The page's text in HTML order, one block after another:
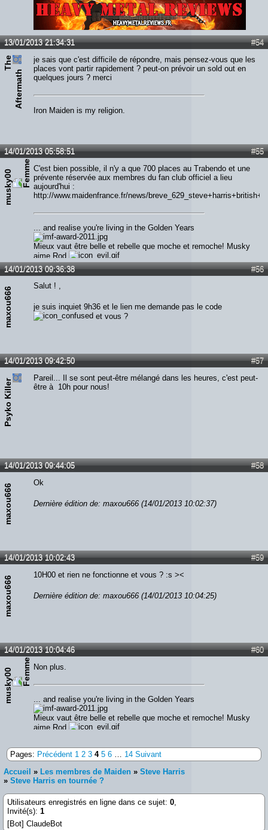
Lien :http://heavymetalreviews.fr/
#54
13/01/2013 21:34:31
T
h
e
A
f
t
e
r
m
a
t
h
je sais que c'est difficile de répondre, mais pensez-vous que les
places vont partir rapidement ? peut-on prévoir un sold out en
quelques jours ? merci
Iron Maiden is my religion.
#55
14/01/2013 05:58:51
musky00
C'est bien possible, il n'y a que 700 places au Trabendo et une
prévente réservée aux membres du fan club officiel a lieu
aujourd'hui :
http://www.maidenfrance.fr/news/
... and realise you're living in the Golden Years
Mieux vaut être belle et rebelle que moche et remoche! Musky
aime Rod
#56
14/01/2013 09:36:38
maxou666
Salut ! ,
je suis inquiet 9h36 et le lien me demande pas le code
et vous ?
#57
14/01/2013 09:42:50
Psyko Killer
Pareil... Il se sont peut-être mélangé dans les heures, c'est peut-
être à 10h pour nous!
#58
14/01/2013 09:44:05
maxou666
Ok
Dernière édition de: maxou666 (14/01/2013 10:02:37)
#59
14/01/2013 10:02:43
maxou666
10H00 et rien ne fonctionne et vous ? :s ><
Dernière édition de: maxou666 (14/01/2013 10:04:25)
#60
14/01/2013 10:04:46
musky00
Non plus.
... and realise you're living in the Golden Years
Mieux vaut être belle et rebelle que moche et remoche! Musky
aime Rod
Pages: Précédent 1 2 3 4 5 6 14 Suivant
Accueil » Les membres de Maiden » Steve Harris
» Steve Harris en tournée ?
Utilisateurs enregistrés en ligne dans ce sujet: 0
Invité(s): 1
[Bot] ClaudeBot